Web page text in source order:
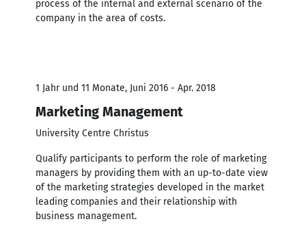
process of the internal and external scenario of the
company in the area of ​​costs.
1 Jahr und 11 Monate, Juni 2016 - Apr. 2018
Marketing Management
University Centre Christus
Qualify participants to perform the role of marketing
managers by providing them with an up-to-date view
of the marketing strategies developed in the market
leading companies and their relationship with
business management.